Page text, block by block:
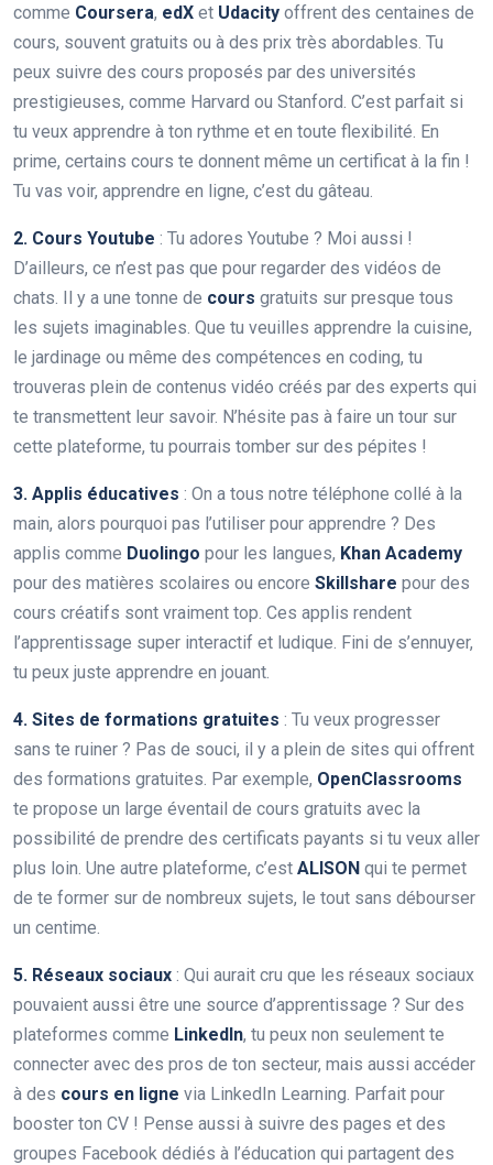
comme Coursera, edX et Udacity offrent des centaines de
cours, souvent gratuits ou à des prix très abordables. Tu
peux suivre des cours proposés par des universités
prestigieuses, comme Harvard ou Stanford. C’est parfait si
tu veux apprendre à ton rythme et en toute flexibilité. En
prime, certains cours te donnent même un certificat à la fin !
Tu vas voir, apprendre en ligne, c’est du gâteau.
2. Cours Youtube : Tu adores Youtube ? Moi aussi !
D’ailleurs, ce n’est pas que pour regarder des vidéos de
chats. Il y a une tonne de cours gratuits sur presque tous
les sujets imaginables. Que tu veuilles apprendre la cuisine,
le jardinage ou même des compétences en coding, tu
trouveras plein de contenus vidéo créés par des experts qui
te transmettent leur savoir. N’hésite pas à faire un tour sur
cette plateforme, tu pourrais tomber sur des pépites !
3. Applis éducatives : On a tous notre téléphone collé à la
main, alors pourquoi pas l’utiliser pour apprendre ? Des
applis comme Duolingo pour les langues, Khan Academy
pour des matières scolaires ou encore Skillshare pour des
cours créatifs sont vraiment top. Ces applis rendent
l’apprentissage super interactif et ludique. Fini de s’ennuyer,
tu peux juste apprendre en jouant.
4. Sites de formations gratuites : Tu veux progresser
sans te ruiner ? Pas de souci, il y a plein de sites qui offrent
des formations gratuites. Par exemple, OpenClassrooms
te propose un large éventail de cours gratuits avec la
possibilité de prendre des certificats payants si tu veux aller
plus loin. Une autre plateforme, c’est ALISON qui te permet
de te former sur de nombreux sujets, le tout sans débourser
un centime.
5. Réseaux sociaux : Qui aurait cru que les réseaux sociaux
pouvaient aussi être une source d’apprentissage ? Sur des
plateformes comme LinkedIn, tu peux non seulement te
connecter avec des pros de ton secteur, mais aussi accéder
à des cours en ligne via LinkedIn Learning. Parfait pour
booster ton CV ! Pense aussi à suivre des pages et des
groupes Facebook dédiés à l’éducation qui partagent des